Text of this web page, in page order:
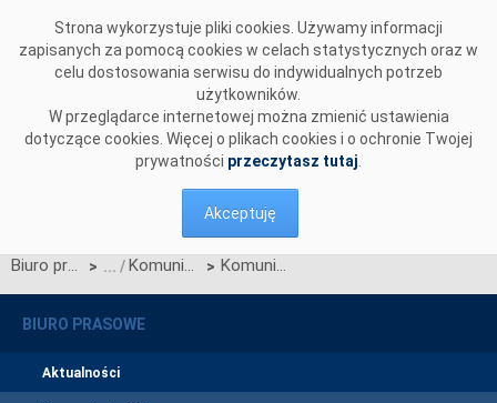
Strona wykorzystuje pliki cookies. Używamy informacji
zapisanych za pomocą cookies w celach statystycznych oraz w
celu dostosowania serwisu do indywidualnych potrzeb
użytkowników.
W przeglądarce internetowej można zmienić ustawienia
dotyczące cookies. Więcej o plikach cookies i o ochronie Twojej
prywatności przeczytasz tutaj
Akceptuję
Biuro prasowe > Komunikaty OSP > Komunikat dotyczący redysponowania nierynkowego instalacji FW w dniu 11 czerwca 2024 roku
BIURO PRASOWE
Aktualności